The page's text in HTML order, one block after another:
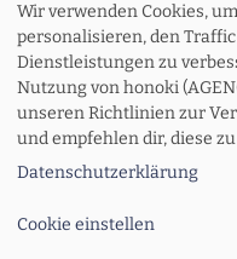
Kontakt
Wir verwenden Cookies,
personalisieren, den
Dienstleistungen zu
Nutzung von honoki
unseren Richtlinien zur
und empfehlen dir, diese
Datenschutzerklärung
Cookie einstellen